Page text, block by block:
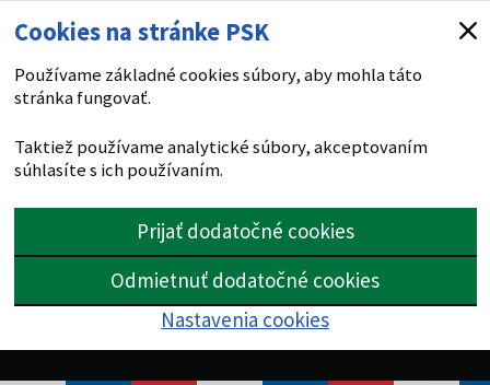
Cookies na stránke PSK
Používame základné cookies súbory, aby mohla táto
stránka fungovať.
Taktiež používame analytické súbory, akceptovaním
súhlasíte s ich používaním.
Prijať dodatočné cookies
Odmietnuť dodatočné cookies
Nastavenia cookies